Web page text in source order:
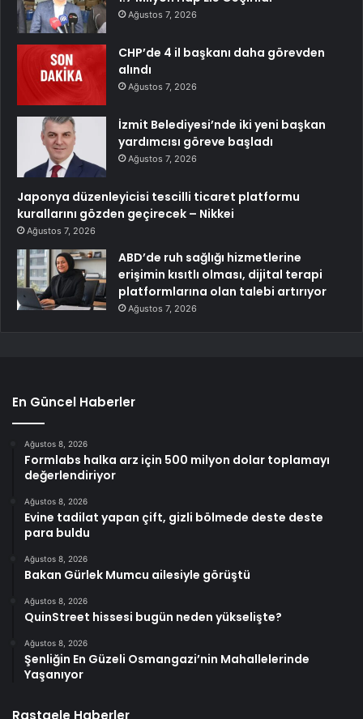
Ağustos 7, 2026
CHP’de 4 il başkanı daha görevden
alındı
Ağustos 7, 2026
İzmit Belediyesi’nde iki yeni başkan
yardımcısı göreve başladı
Ağustos 7, 2026
Japonya düzenleyicisi tescilli ticaret platformu
kurallarını gözden geçirecek – Nikkei
Ağustos 7, 2026
ABD’de ruh sağlığı hizmetlerine
erişimin kısıtlı olması, dijital terapi
platformlarına olan talebi artırıyor
Ağustos 7, 2026
En Güncel Haberler
Ağustos 8, 2026
Formlabs halka arz için 500 milyon dolar toplamayı
değerlendiriyor
Ağustos 8, 2026
Evine tadilat yapan çift, gizli bölmede deste deste
para buldu
Ağustos 8, 2026
Bakan Gürlek Mumcu ailesiyle görüştü
Ağustos 8, 2026
QuinStreet hissesi bugün neden yükselişte?
Ağustos 8, 2026
Şenliğin En Güzeli Osmangazi’nin Mahallelerinde
Yaşanıyor
Rastgele Haberler